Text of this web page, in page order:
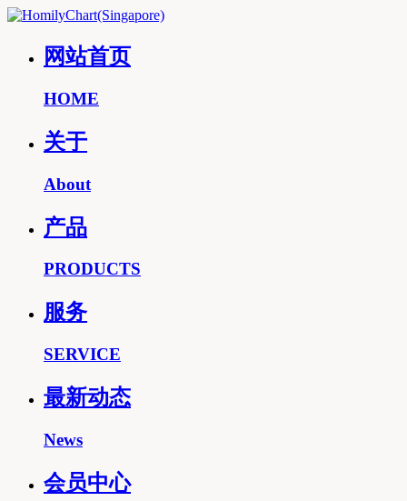
网站首页
HOME
关于
About
产品
PRODUCTS
服务
SERVICE
最新动态
News
会员中心